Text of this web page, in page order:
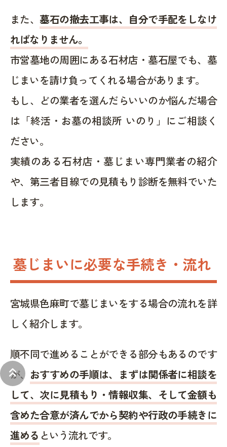
keyboard_double_arrow_up
また、墓石の撤去工事は、自分で手配をしなけ
ればなりません。
市営墓地の周囲にある石材店・墓石屋でも、墓
じまいを請け負ってくれる場合があります。
もし、どの業者を選んだらいいのか悩んだ場合
は「終活・お墓の相談所 いのり」にご相談く
ださい。
実績のある石材店・墓じまい専門業者の紹介
や、第三者目線での見積もり診断を無料でいた
します。
墓じまいに必要な手続き・流れ
宮城県色麻町で墓じまいをする場合の流れを詳
しく紹介します。
順不同で進めることができる部分もあるのです
が、 おすすめの手順は、まずは関係者に相談を
して、次に見積もり・情報収集、そして金額も
含めた合意が済んでから契約や行政の手続きに
進める という流れです。